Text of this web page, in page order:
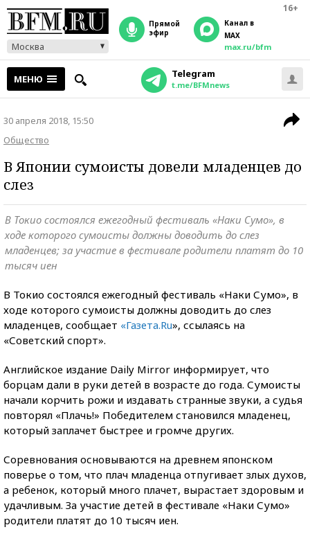
16+
Москва
прямой
эфир
Канал в
MAX
max.ru/bfm
МЕНЮ Telegram
t.me/BFMnews
30 апреля 2018, 15:50
Общество
В Японии сумоисты довели младенцев до
слез
В Токио состоялся ежегодный фестиваль «Наки Сумо», в
ходе которого сумоисты должны доводить до слез
младенцев; за участие в фестивале родители платят до 10
тысяч иен
В Токио состоялся ежегодный фестиваль «Наки Сумо», в
ходе которого сумоисты должны доводить до слез
младенцев, сообщает «Газета.Ru», ссылаясь на
«Советский спорт».
Английское издание Daily Mirror информирует, что
борцам дали в руки детей в возрасте до года. Сумоисты
начали корчить рожи и издавать странные звуки, а судья
повторял «Плачь!» Победителем становился младенец,
который заплачет быстрее и громче других.
Соревнования основываются на древнем японском
поверье о том, что плач младенца отпугивает злых духов,
а ребенок, который много плачет, вырастает здоровым и
удачливым. За участие детей в фестивале «Наки Сумо»
родители платят до 10 тысяч иен.